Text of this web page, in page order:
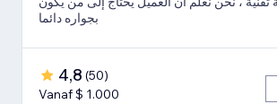
بجواره دائما
4,8 (50)
Vanaf $ 1.000